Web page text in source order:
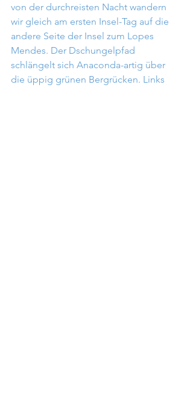
von der durchreisten Nacht wandern
wir gleich am ersten Insel-Tag auf die
andere Seite der Insel zum Lopes
Mendes. Der Dschungelpfad
schlängelt sich Anaconda-artig über
die üppig grünen Bergrücken. Links